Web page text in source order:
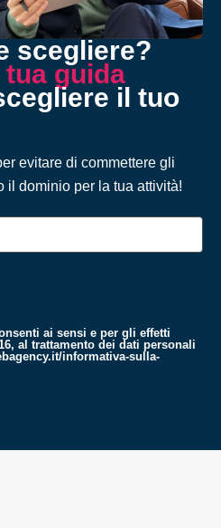
scegliere?
guida
il tuo
evitare di commettere gli
il dominio per la tua attività!
ai sensi e per gli effetti
al trattamento dei dati personali
informativa-sulla-